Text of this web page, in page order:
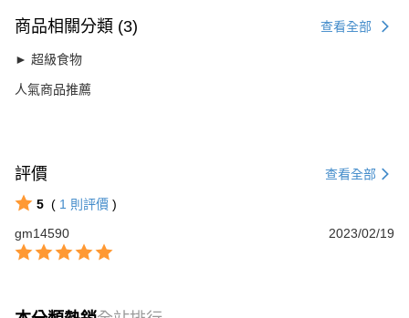
商品相關分類 (3) 查看全部
► 超級食物
人氣商品推薦
評價 查看全部
5 ( 1 則評價 )
gm14590
2023/02/19